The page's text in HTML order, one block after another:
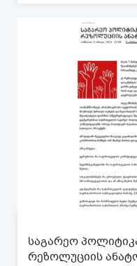
საგარეო
რეზოლუციის